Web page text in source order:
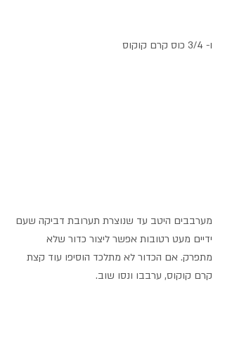
ו- 3/4 כוס קרם קוקוס
מערבבים היטב עד שנוצרת תערובת דביקה שעם
ידיים מעט רטובות אפשר ליצור כדור שלא
מתפרק. אם הכדור לא מתלכד הוסיפו עוד קצת
קרם קוקוס, ערבבו ונסו שוב.